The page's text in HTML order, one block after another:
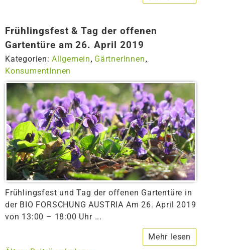
Frühlingsfest & Tag der offenen
Gartentüre am 26. April 2019
Kategorien: Allgemein, GärtnerInnen,
KonsumentInnen
Frühlingsfest und Tag der offenen Gartentüre in
der BIO FORSCHUNG AUSTRIA Am 26. April 2019
von 13:00 – 18:00 Uhr ...
Mehr lesen